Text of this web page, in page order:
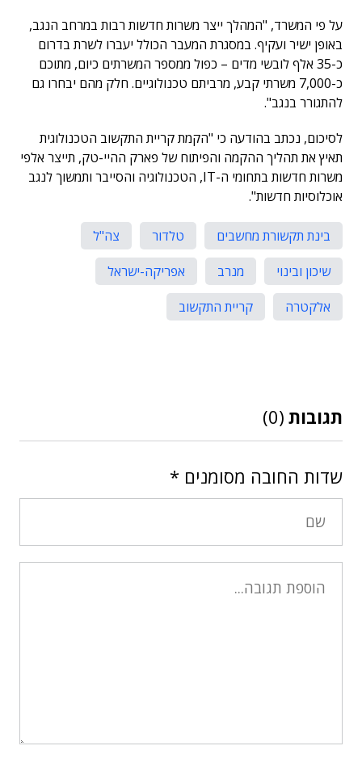
על פי המשרד, "המהלך ייצר משרות חדשות רבות במרחב הנגב,
באופן ישיר ועקיף. במסגרת המעבר הכולל יעברו לשרת בדרום
כ-35 אלף לובשי מדים – כפול ממספר המשרתים כיום, מתוכם
כ-7,000 משרתי קבע, מרביתם טכנולוגיים. חלק מהם יבחרו גם
להתגורר בנגב".
לסיכום, נכתב בהודעה כי "הקמת קריית התקשוב הטכנולוגית
תאיץ את תהליך ההקמה והפיתוח של פארק ההיי-טק, תייצר אלפי
משרות חדשות בתחומי ה-IT, הטכנולוגיה והסייבר ותמשוך לנגב
אוכלוסיות חדשות".
בינת תקשורת מחשבים טלדור
צה"ל
שיכון ובינוי
מנרב
אפריקה-ישראל
אלקטרה
קריית התקשוב
תגובות (0)
שדות החובה מסומנים *